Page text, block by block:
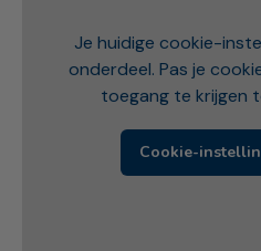
Je huidige cookie-
onderdeel. Pas je
toegang te krijgen
Cookie-